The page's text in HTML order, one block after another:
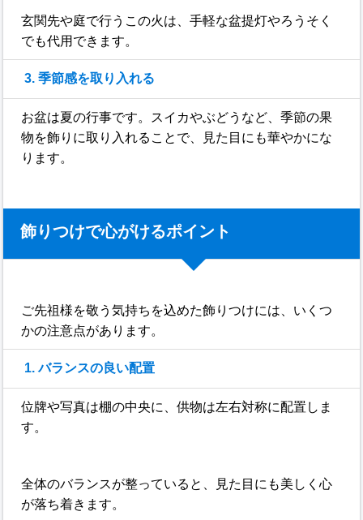
玄関先や庭で行うこの火は、手軽な盆提灯やろうそく
でも代用できます。
3. 季節感を取り入れる
お盆は夏の行事です。スイカやぶどうなど、季節の果
物を飾りに取り入れることで、見た目にも華やかにな
ります。
飾りつけで心がけるポイント
ご先祖様を敬う気持ちを込めた飾りつけには、いくつ
かの注意点があります。
1. バランスの良い配置
位牌や写真は棚の中央に、供物は左右対称に配置しま
す。
全体のバランスが整っていると、見た目にも美しく心
が落ち着きます。